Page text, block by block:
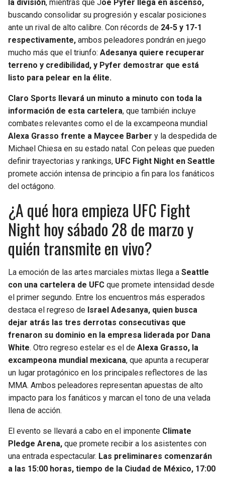
la división, mientras que Joe Pyfer llega en ascenso,
buscando consolidar su progresión y escalar posiciones
ante un rival de alto calibre. Con récords de 24-5 y 17-1
respectivamente, ambos peleadores pondrán en juego
mucho más que el triunfo: Adesanya quiere recuperar
terreno y credibilidad, y Pyfer demostrar que está
listo para pelear en la élite.
Claro Sports llevará un minuto a minuto con toda la
información de esta cartelera, que también incluye
combates relevantes como el de la excampeona mundial
Alexa Grasso frente a Maycee Barber y la despedida de
Michael Chiesa en su estado natal. Con peleas que pueden
definir trayectorias y rankings, UFC Fight Night en Seattle
promete acción intensa de principio a fin para los fanáticos
del octágono.
¿A qué hora empieza UFC Fight
Night hoy sábado 28 de marzo y
quién transmite en vivo?
La emoción de las artes marciales mixtas llega a Seattle
con una cartelera de UFC que promete intensidad desde
el primer segundo. Entre los encuentros más esperados
destaca el regreso de Israel Adesanya, quien busca
dejar atrás las tres derrotas consecutivas que
frenaron su dominio en la empresa liderada por Dana
White. Otro regreso estelar es el de Alexa Grasso, la
excampeona mundial mexicana, que apunta a recuperar
un lugar protagónico en los principales reflectores de las
MMA. Ambos peleadores representan apuestas de alto
impacto para los fanáticos y marcan el tono de una velada
llena de acción.
El evento se llevará a cabo en el imponente Climate
Pledge Arena, que promete recibir a los asistentes con
una entrada espectacular. Las preliminares comenzarán
a las 15:00 horas, tiempo de la Ciudad de México, 17:00